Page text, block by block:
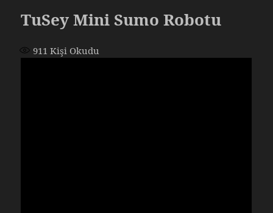
TuSey Mini Sumo Robotu
911 Kişi Okudu